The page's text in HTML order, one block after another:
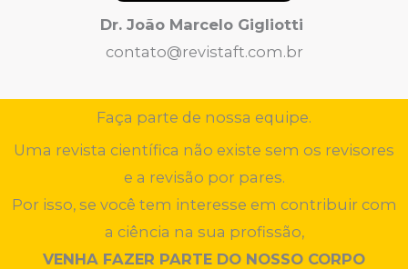
Dr. João Marcelo Gigliotti
contato@revistaft.com.br
Faça parte de nossa equipe.
Uma revista científica não existe sem os revisores
e a revisão por pares.
Por isso, se você tem interesse em contribuir com
a ciência na sua profissão,
VENHA FAZER PARTE DO NOSSO CORPO